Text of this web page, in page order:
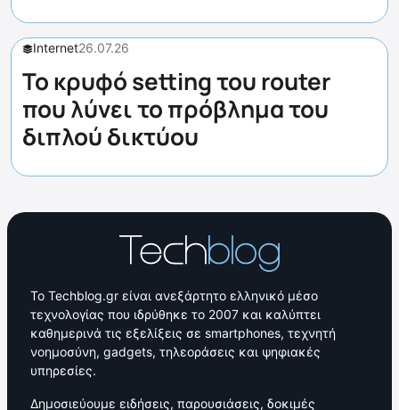
Internet26.07.26
Το κρυφό setting του router
που λύνει το πρόβλημα του
διπλού δικτύου
Το Techblog.gr είναι ανεξάρτητο ελληνικό μέσο
τεχνολογίας που ιδρύθηκε το 2007 και καλύπτει
καθημερινά τις εξελίξεις σε smartphones, τεχνητή
νοημοσύνη, gadgets, τηλεοράσεις και ψηφιακές
υπηρεσίες.
Δημοσιεύουμε ειδήσεις, παρουσιάσεις, δοκιμές